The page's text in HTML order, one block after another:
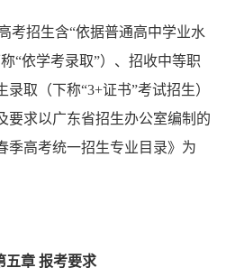
考招生含“依据普通高中学业水
“依学考录取”）、招收中等职
录取（下称“3+证书”考试招生）
要求以广东省招生办公室编制的
季高考统一招生专业目录》为
五章 报考要求